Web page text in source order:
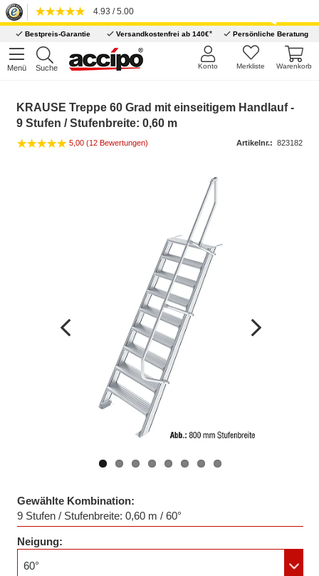
4.93 / 5.00
Bestpreis-Garantie Versandkostenfrei ab 140€* Persönliche Beratung
Menü Suche Warenkorb
Merkliste
Konto
KRAUSE Treppe 60 Grad mit einseitigem Handlauf -
9 Stufen / Stufenbreite: 0,60 m
5,00 (12 Bewertungen) Artikelnr.: 823182
Gewählte Kombination:
9 Stufen / Stufenbreite: 0,60 m / 60°
Neigung:
60°